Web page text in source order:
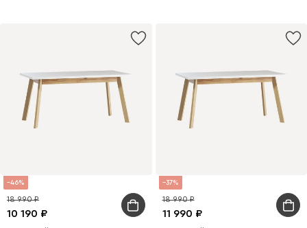
46
10 190
18 990
37
11 990
18 990